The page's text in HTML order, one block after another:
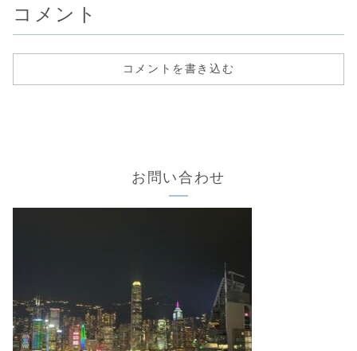
コメント
コメントを書き込む
お問い合わせ